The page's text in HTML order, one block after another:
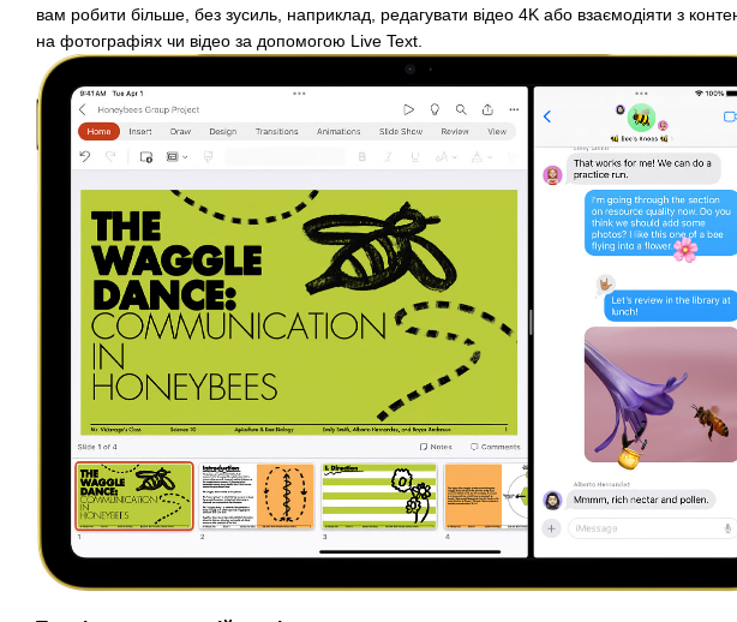
вам робити більше, без зусиль, наприклад, редагувати відео 4K або взаємодіяти з
на фотографіях чи відео за допомогою Live Text.